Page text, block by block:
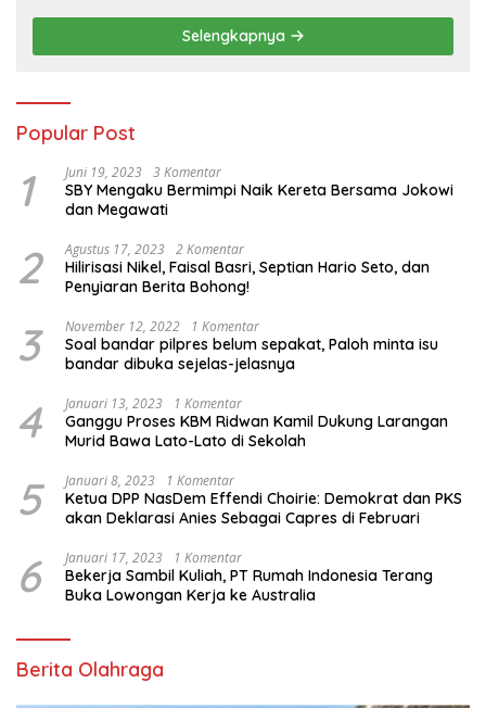
Selengkapnya
Popular Post
1 Juni 19, 2023 3 Komentar
SBY Mengaku Bermimpi Naik Kereta Bersama Jokowi
dan Megawati
2 Agustus 17, 2023 2 Komentar
Hilirisasi Nikel, Faisal Basri, Septian Hario Seto, dan
Penyiaran Berita Bohong!
3 November 12, 2022 1 Komentar
Soal bandar pilpres belum sepakat, Paloh minta isu
bandar dibuka sejelas-jelasnya
4 Januari 13, 2023 1 Komentar
Ganggu Proses KBM Ridwan Kamil Dukung Larangan
Murid Bawa Lato-Lato di Sekolah
5 Januari 8, 2023 1 Komentar
Ketua DPP NasDem Effendi Choirie: Demokrat dan PKS
akan Deklarasi Anies Sebagai Capres di Februari
6 Januari 17, 2023 1 Komentar
Bekerja Sambil Kuliah, PT Rumah Indonesia Terang
Buka Lowongan Kerja ke Australia
Berita Olahraga